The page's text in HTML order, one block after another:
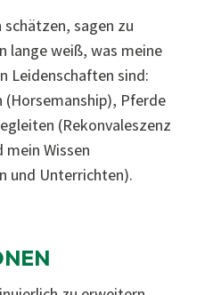
sagen zu
lange weiß, was meine
Leidenschaften sind:
Pferde
(Rekonvaleszenz
Wissen
und Unterrichten).